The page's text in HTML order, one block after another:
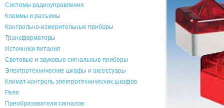
Системы радиоуправления
Клеммы и разъемы
Контрольно-измерительные приборы
Трансформаторы
Источники питания
Световые и звуковые сигнальные приборы
Электротехнические шкафы и аксессуары
Климат-контроль электротехнических шкафов
Реле
Преобразователи сигналов